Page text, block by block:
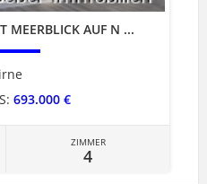
MEERBLICK AUF N ...
693.000 €
ZIMMER
4